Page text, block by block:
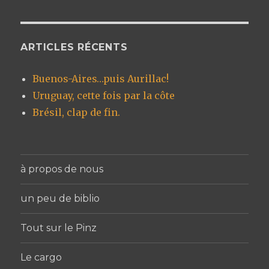
ARTICLES RÉCENTS
Buenos-Aires…puis Aurillac!
Uruguay, cette fois par la côte
Brésil, clap de fin.
à propos de nous
un peu de biblio
Tout sur le Pinz
Le cargo